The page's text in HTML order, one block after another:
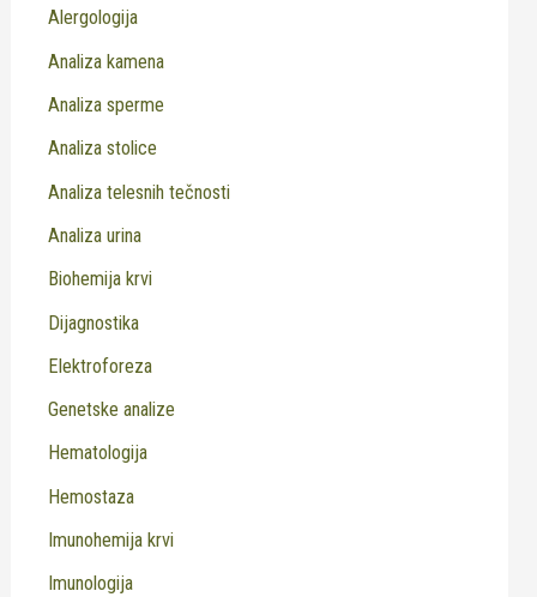
Alergologija
Analiza kamena
Analiza sperme
Analiza stolice
Analiza telesnih tečnosti
Analiza urina
Biohemija krvi
Dijagnostika
Elektroforeza
Genetske analize
Hematologija
Hemostaza
Imunohemija krvi
Imunologija